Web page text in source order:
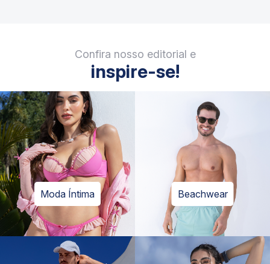
Confira nosso editorial e
inspire-se!
Moda Íntima Beachwear